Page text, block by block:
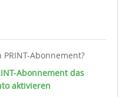
Abonnement?
Abonnement das
aktivieren